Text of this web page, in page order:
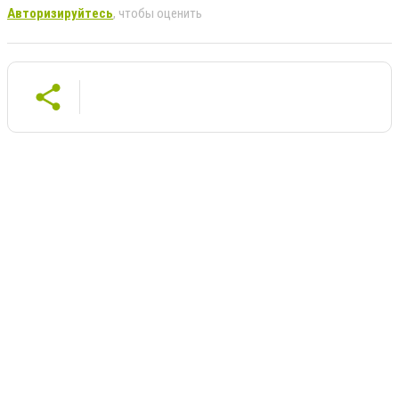
Авторизируйтесь, чтобы оценить